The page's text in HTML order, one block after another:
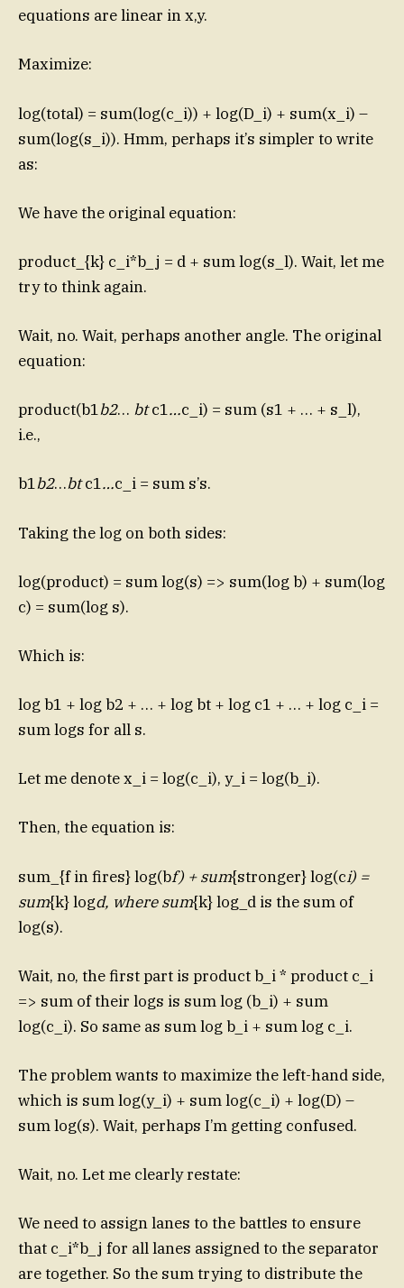
equations are linear in x,y.
Maximize:
log(total) = sum(log(c_i)) + log(D_i) + sum(x_i) –
sum(log(s_i)). Hmm, perhaps it’s simpler to write
as:
We have the original equation:
product_{k} c_i*b_j = d + sum log(s_l). Wait, let me
try to think again.
Wait, no. Wait, perhaps another angle. The original
equation:
product(b1b2… btc1…c_i) = sum (s1 + … + s_l),
i.e.,
b1b2…btc1…c_i = sum s’s.
Taking the log on both sides:
log(product) = sum log(s) => sum(log b) + sum(log
c) = sum(log s).
Which is:
log b1 + log b2 + … + log bt + log c1 + … + log c_i =
sum logs for all s.
Let me denote x_i = log(c_i), y_i = log(b_i).
Then, the equation is:
sum_{f in fires} log(bf) + sum{stronger} log(ci) =
sum{k} logd, where sum{k} log_d is the sum of
log(s).
Wait, no, the first part is product b_i * product c_i
=> sum of their logs is sum log (b_i) + sum
log(c_i). So same as sum log b_i + sum log c_i.
The problem wants to maximize the left-hand side,
which is sum log(y_i) + sum log(c_i) + log(D) –
sum log(s). Wait, perhaps I’m getting confused.
Wait, no. Let me clearly restate:
We need to assign lanes to the battles to ensure
that c_i*b_j for all lanes assigned to the separator
are together. So the sum trying to distribute the